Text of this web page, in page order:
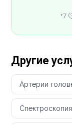
+7
Другие
Артерии